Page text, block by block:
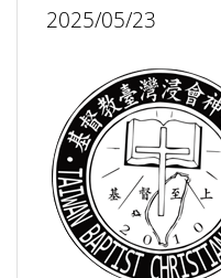
2025/05/23